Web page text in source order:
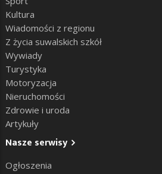
Kultura
Wiadomości z regionu
Z życia suwalskich szkół
Wywiady
Turystyka
Motoryzacja
Nieruchomości
Zdrowie i uroda
Artykuły
Nasze serwisy
Ogłoszenia